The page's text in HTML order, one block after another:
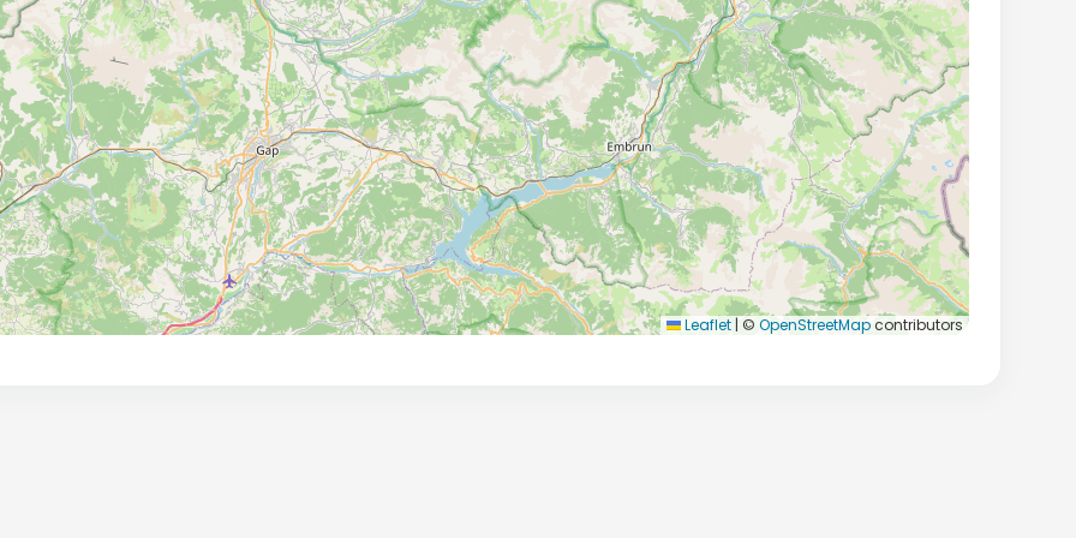
Leaflet | © OpenStreetMapcontributors